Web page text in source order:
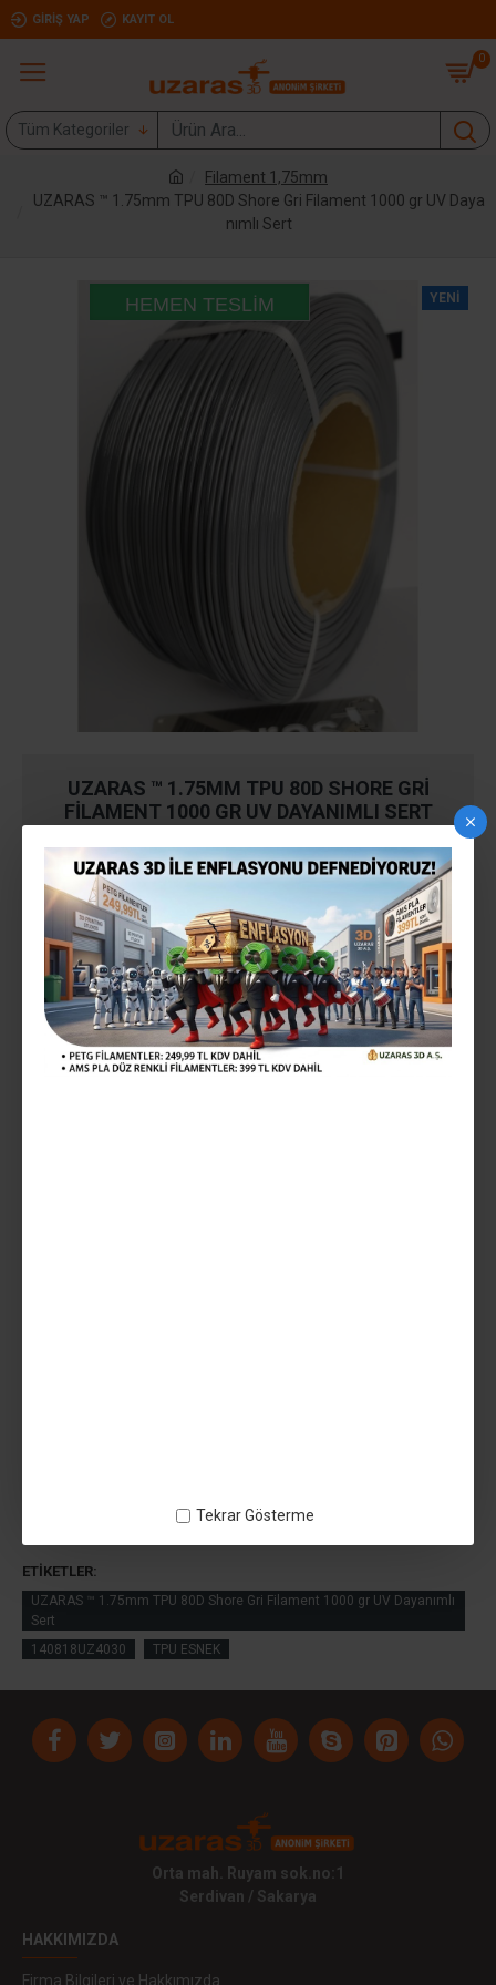
Tekrar Gösterme
GIRIŞ YAP KAYIT OL
0
Tüm Kategoriler
Filament 1,75mm
UZARAS ™ 1.75mm TPU 80D Shore Gri Filament 1000 gr UV Daya
nımlı Sert
YENI
HEMEN TESLIM
UZARAS ™ 1.75MM TPU 80D SHORE GRI
FILAMENT 1000 GR UV DAYANIMLI SERT
STOK: Stokta Var
MODEL: 140818UZ4030
1.029,99TL
Vergiler Hariç: 858,33TL
ETIKETLER:
UZARAS ™ 1.75mm TPU 80D Shore Gri Filament 1000 gr UV Dayanımlı
Sert
140818UZ4030
TPU ESNEK
Orta mah. Ruyam sok.no:1
Serdivan / Sakarya
HAKKIMIZDA
Firma Bilgileri ve Hakkımızda